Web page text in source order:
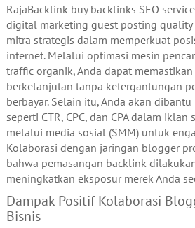
RajaBacklink buy backlinks SEO
digital marketing guest posting quality
mitra strategis dalam memperkuat
internet. Melalui optimasi mesin
traffic organik, Anda dapat
berkelanjutan tanpa ketergantungan
berbayar. Selain itu, Anda akan
seperti CTR, CPC, dan CPA dalam iklan
melalui media sosial (SMM) untuk
Kolaborasi dengan jaringan blogger
bahwa pemasangan backlink
meningkatkan eksposur merek Anda
Dampak Positif Kolaborasi
Bisnis